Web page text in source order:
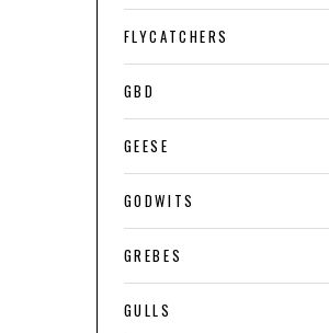
FLYCATCHERS
GBD
GEESE
GODWITS
GREBES
GULLS